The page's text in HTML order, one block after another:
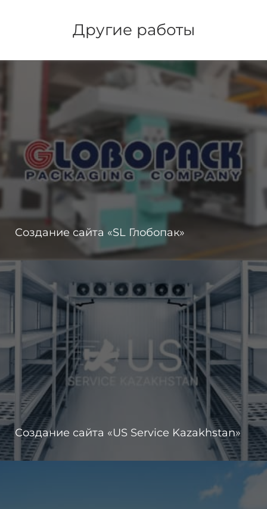
Другие работы
Создание сайта «SL Глобопак»
Создание сайта «US Service Kazakhstan»